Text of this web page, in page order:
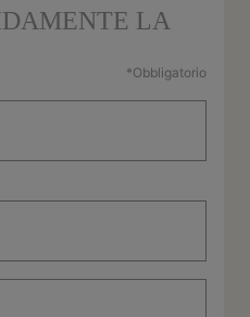
LA
*Obbligatorio